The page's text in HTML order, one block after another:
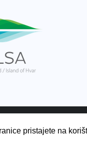
pristajete na
Turistička zajednica